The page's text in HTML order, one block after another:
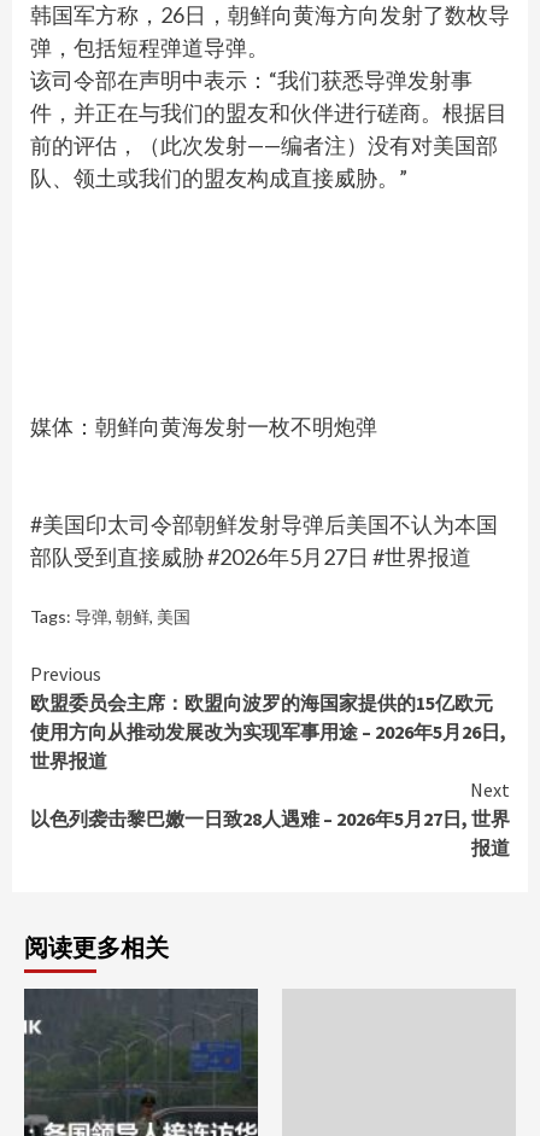
韩国军方称，26日，朝鲜向黄海方向发射了数枚导
弹，包括短程弹道导弹。
该司令部在声明中表示：“我们获悉导弹发射事
件，并正在与我们的盟友和伙伴进行磋商。根据目
前的评估，（此次发射——编者注）没有对美国部
队、领土或我们的盟友构成直接威胁。”
媒体：朝鲜向黄海发射一枚不明炮弹
#美国印太司令部朝鲜发射导弹后美国不认为本国
部队受到直接威胁 #2026年5月27日 #世界报道
Tags: 导弹, 朝鲜, 美国
Continue
Reading
Previous
欧盟委员会主席：欧盟向波罗的海国家提供的15亿欧元
使用方向从推动发展改为实现军事用途 – 2026年5月26日,
世界报道
Next
以色列袭击黎巴嫩一日致28人遇难 – 2026年5月27日, 世界
报道
阅读更多相关